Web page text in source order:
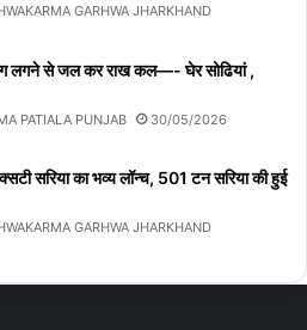
GARHWA JHARKHAND
लगने से जल कर राख कल—- घेर सोढियां ,
PATIALA PUNJAB 30/05/2026
सरिया का भव्य लॉन्च, 501 टन सरिया की हुई
GARHWA JHARKHAND